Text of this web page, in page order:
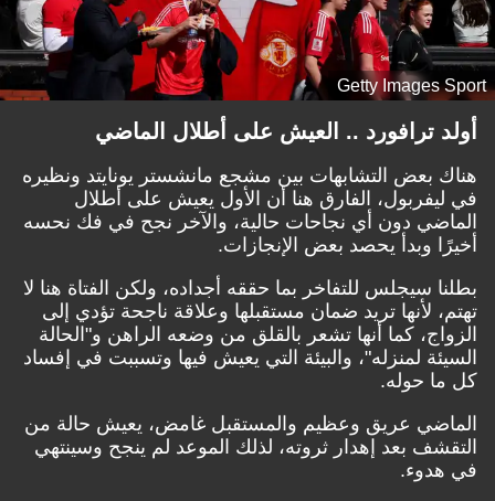
Getty Images Sport
أولد ترافورد .. العيش على أطلال الماضي
هناك بعض التشابهات بين مشجع مانشستر يونايتد ونظيره
في ليفربول، الفارق هنا أن الأول يعيش على أطلال
الماضي دون أي نجاحات حالية، والآخر نجح في فك نحسه
أخيرًا وبدأ يحصد بعض الإنجازات.
بطلنا سيجلس للتفاخر بما حققه أجداده، ولكن الفتاة هنا لا
تهتم، لأنها تريد ضمان مستقبلها وعلاقة ناجحة تؤدي إلى
الزواج، كما أنها تشعر بالقلق من وضعه الراهن و"الحالة
السيئة لمنزله"، والبيئة التي يعيش فيها وتسببت في إفساد
كل ما حوله.
الماضي عريق وعظيم والمستقبل غامض، يعيش حالة من
التقشف بعد إهدار ثروته، لذلك الموعد لم ينجح وسينتهي
في هدوء.